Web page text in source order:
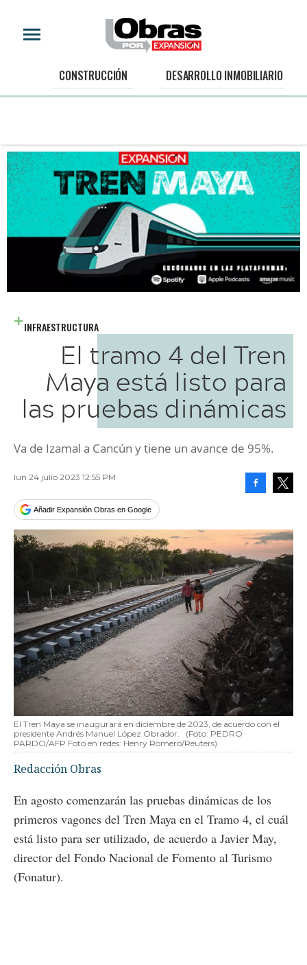
CONSTRUCCIÓN DESARROLLO INMOBILIARIO
INFRAESTRUCTURA
El tramo 4 del Tren
Maya está listo para
las pruebas dinámicas
Va de Izamal a Cancún y tiene un avance de 95%.
lun 24 julio 2023 12:55 PM
Añadir Expansión Obras en Google
El Tren Maya se inaugurará en diciembre de 2023, de acuerdo con el
presidente Andrés Manuel López Obrador.
(Foto: PEDRO
PARDO/AFP Foto en redes: Henry Romero/Reuters)
Redacción Obras
En agosto comenzarán las pruebas dinámicas de los
primeros vagones del Tren Maya en el Tramo 4, el cuál
está listo para ser utilizado, de acuerdo a Javier May,
director del Fondo Nacional de Fomento al Turismo
(Fonatur).